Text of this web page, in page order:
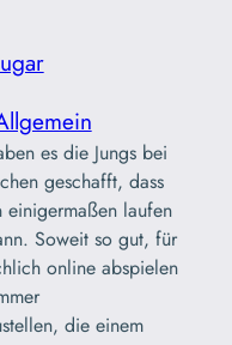
es die Jungs bei
geschafft, dass
einigermaßen laufen
Soweit so gut, für
online abspielen
die einem